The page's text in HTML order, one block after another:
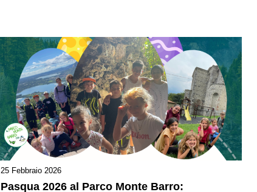
25 Febbraio 2026
Pasqua 2026 al Parco Monte Barro: